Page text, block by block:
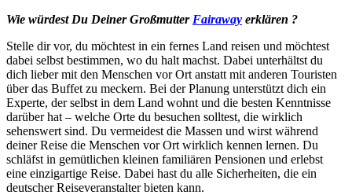
Wie würdest Du Deiner Großmutter Fairaway erklären ?
Stelle dir vor, du möchtest in ein fernes Land reisen und möchtest
dabei selbst bestimmen, wo du halt machst. Dabei unterhältst du
dich lieber mit den Menschen vor Ort anstatt mit anderen Touristen
über das Buffet zu meckern. Bei der Planung unterstützt dich ein
Experte, der selbst in dem Land wohnt und die besten Kenntnisse
darüber hat – welche Orte du besuchen solltest, die wirklich
sehenswert sind. Du vermeidest die Massen und wirst während
deiner Reise die Menschen vor Ort wirklich kennen lernen. Du
schläfst in gemütlichen kleinen familiären Pensionen und erlebst
eine einzigartige Reise. Dabei hast du alle Sicherheiten, die ein
deutscher Reiseveranstalter bieten kann.